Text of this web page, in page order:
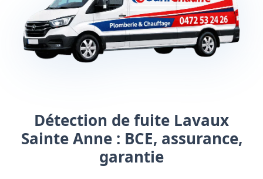
Détection de fuite Lavaux
Sainte Anne : BCE, assurance,
garantie